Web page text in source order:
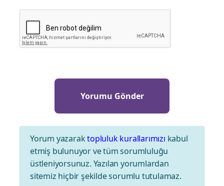
Yorum yazaraktopluluk kurallarımızı kabul
etmiş bulunuyor ve tüm sorumluluğu
üstleniyorsunuz. Yazılan yorumlardan
sitemiz hiçbir şekilde sorumlu tutulamaz.